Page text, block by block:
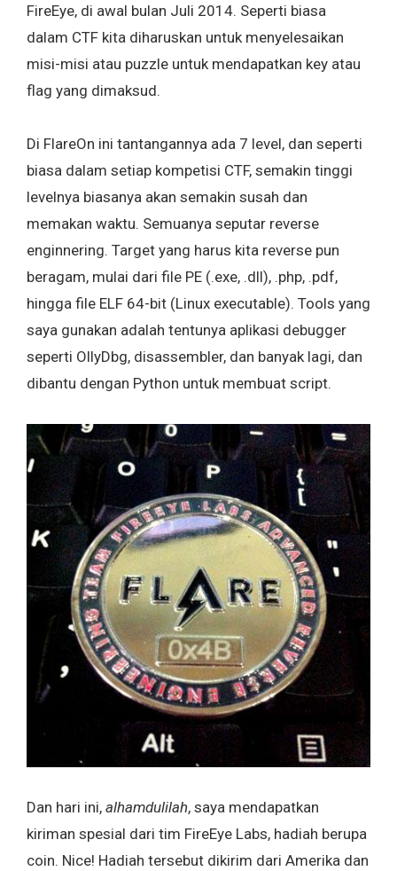
FireEye, di awal bulan Juli 2014. Seperti biasa
dalam CTF kita diharuskan untuk menyelesaikan
misi-misi atau puzzle untuk mendapatkan key atau
flag yang dimaksud.
Di FlareOn ini tantangannya ada 7 level, dan seperti
biasa dalam setiap kompetisi CTF, semakin tinggi
levelnya biasanya akan semakin susah dan
memakan waktu. Semuanya seputar reverse
enginnering. Target yang harus kita reverse pun
beragam, mulai dari file PE (.exe, .dll), .php, .pdf,
hingga file ELF 64-bit (Linux executable). Tools yang
saya gunakan adalah tentunya aplikasi debugger
seperti OllyDbg, disassembler, dan banyak lagi, dan
dibantu dengan Python untuk membuat script.
Dan hari ini, alhamdulilah, saya mendapatkan
kiriman spesial dari tim FireEye Labs, hadiah berupa
coin. Nice! Hadiah tersebut dikirim dari Amerika dan